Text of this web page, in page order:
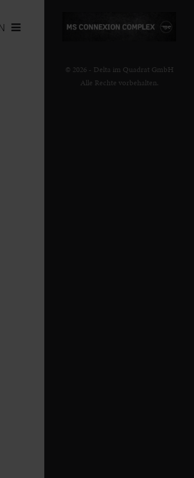
© 2026 - Delta im Quadrat GmbH
Alle Rechte vorbehalten.